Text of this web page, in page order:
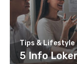
Tips & Lifestyle
5 Info